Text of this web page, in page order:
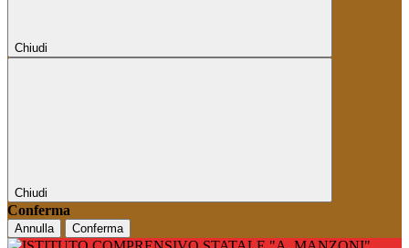
Chiudi
Chiudi
Conferma
Annulla Conferma